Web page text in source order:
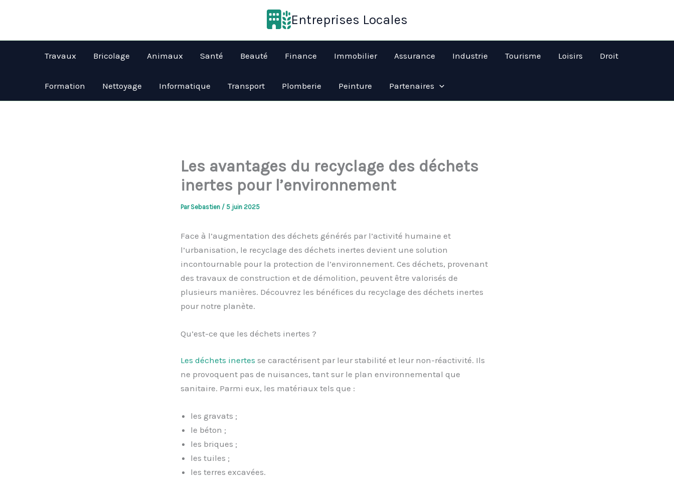
Entreprises Locales
Travaux Bricolage Animaux Santé Beauté Finance Immobilier Assurance Industrie Tourisme Loisirs Droit
Formation Nettoyage Informatique Transport Plomberie Peinture Partenaires
Les avantages du recyclage des déchets
inertes pour l’environnement
Par Sebastien / 5 juin 2025
Face à l’augmentation des déchets générés par l’activité humaine et
l’urbanisation, le recyclage des déchets inertes devient une solution
incontournable pour la protection de l’environnement. Ces déchets, provenant
des travaux de construction et de démolition, peuvent être valorisés de
plusieurs manières. Découvrez les bénéfices du recyclage des déchets inertes
pour notre planète.
Qu’est-ce que les déchets inertes ?
Les déchets inertes se caractérisent par leur stabilité et leur non-réactivité. Ils
ne provoquent pas de nuisances, tant sur le plan environnemental que
sanitaire. Parmi eux, les matériaux tels que :
les gravats ;
le béton ;
les briques ;
les tuiles ;
les terres excavées.